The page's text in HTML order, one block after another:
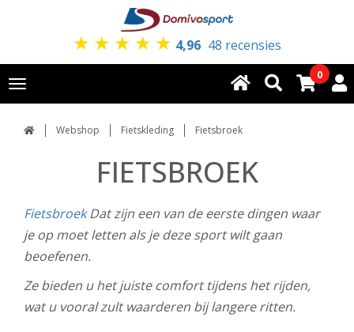
★ ★ ★ ★ ★ 4,96 48 recensies
Toggle
navigation
0
Webshop Fietskleding Fietsbroek
FIETSBROEK
FietsbroekDat zijn een van de eerste dingen waar
je op moet letten als je deze sport wilt gaan
beoefenen.
Ze bieden u het juiste comfort tijdens het rijden,
wat u vooral zult waarderen bij langere ritten.